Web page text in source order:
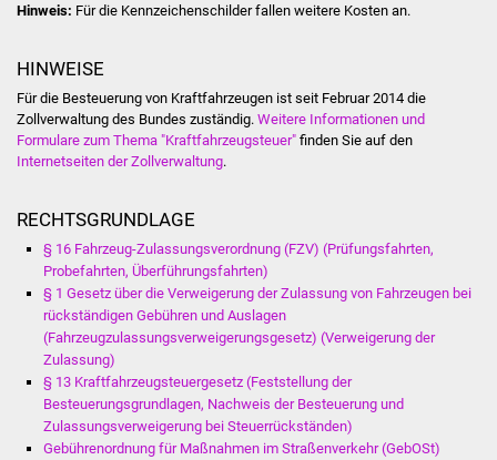
Kulturhalle
Beirat Süßener Vereine
Sportanlagen
Tourismus
Erlebnisregion
Hinweis: Für die Kennzeichenschilder fallen weitere Kosten an.
HINWEISE
Für die Besteuerung von Kraftfahrzeugen ist seit Februar 2014 die
Zollverwaltung des Bundes zuständig. Weitere Informationen und
Formulare zum Thema "Kraftfahrzeugsteuer"finden Sie auf den
Internetseiten der Zollverwaltung.
RECHTSGRUNDLAGE
§ 16 Fahrzeug-Zulassungsverordnung (FZV) (Prüfungsfahrten,
Probefahrten, Überführungsfahrten)
§ 1 Gesetz über die Verweigerung der Zulassung von Fahrzeugen bei
rückständigen Gebühren und Auslagen
(Fahrzeugzulassungsverweigerungsgesetz) (Verweigerung der
Zulassung)
§ 13 Kraftfahrzeugsteuergesetz (Feststellung der
Besteuerungsgrundlagen, Nachweis der Besteuerung und
Zulassungsverweigerung bei Steuerrückständen)
Gebührenordnung für Maßnahmen im Straßenverkehr (GebOSt)